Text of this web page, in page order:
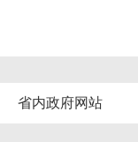
省内政府网站